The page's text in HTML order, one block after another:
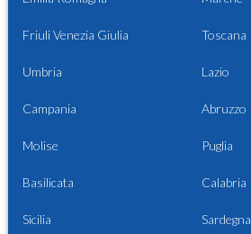
Friuli Venezia Giulia Toscana
Umbria Lazio
Campania Abruzzo
Molise Puglia
Basilicata Calabria
Sicilia Sardegna